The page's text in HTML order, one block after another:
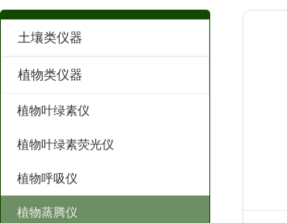
土壤类仪器
植物类仪器
植物叶绿素仪
植物叶绿素荧光仪
植物呼吸仪
植物蒸腾仪